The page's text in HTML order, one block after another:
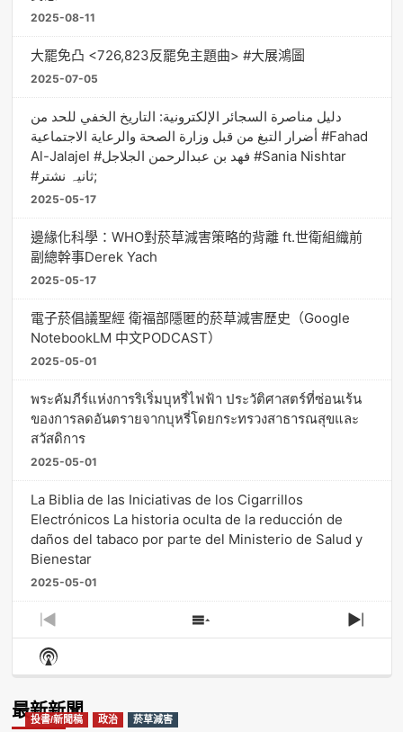
2025-08-11
大罷免凸 <726,823反罷免主題曲> #大展鴻圖
2025-07-05
دليل مناصرة السجائر الإلكترونية: التاريخ الخفي للحد من
أضرار التبغ من قبل وزارة الصحة والرعاية الاجتماعية #Fahad
Al-Jalajel #فهد بن عبدالرحمن الجلاجل #Sania Nishtar
#ثانیہ نشتر;
2025-05-17
邊緣化科學：WHO對菸草減害策略的背離 ft.世衛組織前
副總幹事Derek Yach
2025-05-17
電子菸倡議聖經 衛福部隱匿的菸草減害歷史（Google
NotebookLM 中文PODCAST）
2025-05-01
พระคัมภีร์แห่งการริเริ่มบุหรี่ไฟฟ้า ประวัติศาสตร์ที่ซ่อนเร้น
ของการลดอันตรายจากบุหรี่โดยกระทรวงสาธารณสุขและ
สวัสดิการ
2025-05-01
La Biblia de las Iniciativas de los Cigarrillos
Electrónicos La historia oculta de la reducción de
daños del tabaco por parte del Ministerio de Salud y
Bienestar
2025-05-01
Previous
Episode
Show
Next
Show
Podcast
最新新聞
投書/新聞稿 政治 菸草減害